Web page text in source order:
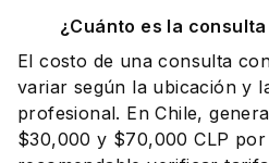
¿Cuánto es la
El costo de una consulta
variar según la ubicación y
profesional. En Chile,
$30,000 y $70,000 CLP por